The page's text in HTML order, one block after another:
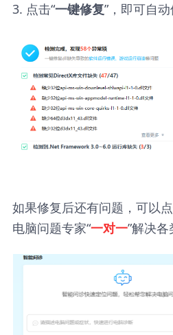
3. 点击“一键修复”，即可自
如果修复后还有问题，可以
电脑问题专家“一对一”解决各